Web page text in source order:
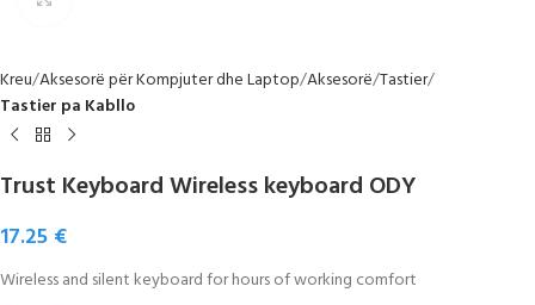
Kreu Aksesorë për Kompjuter dhe Laptop Aksesorë Tastier
Tastier pa Kabllo
Trust Keyboard Wireless keyboard ODY
17.25 €
Wireless and silent keyboard for hours of working comfort